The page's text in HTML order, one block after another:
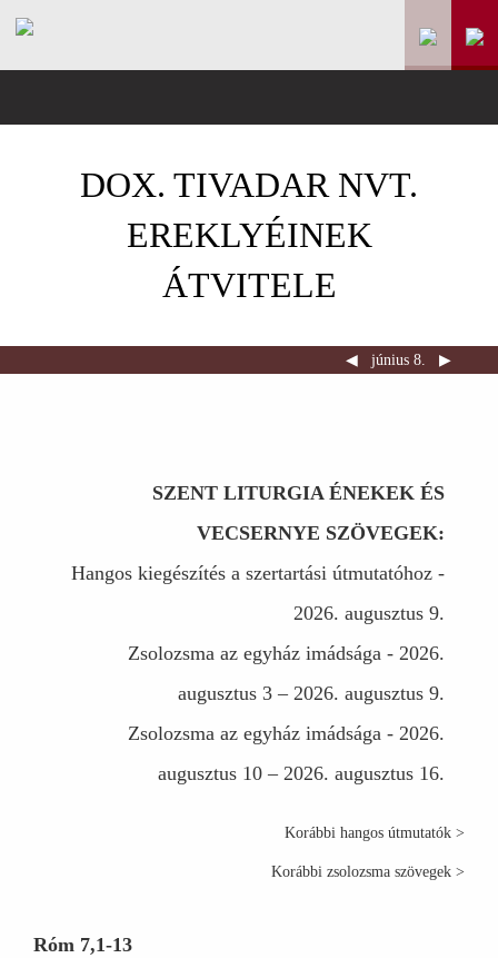
DOX. TIVADAR NVT.
EREKLYÉINEK
ÁTVITELE
◀︎ június 8. ▶︎
SZENT LITURGIA ÉNEKEK ÉS
VECSERNYE SZÖVEGEK:
Hangos kiegészítés a szertartási útmutatóhoz -
2026. augusztus 9.
Zsolozsma az egyház imádsága - 2026.
augusztus 3 – 2026. augusztus 9.
Zsolozsma az egyház imádsága - 2026.
augusztus 10 – 2026. augusztus 16.
Korábbi hangos útmutatók >
Korábbi zsolozsma szövegek >
Róm 7,1-13